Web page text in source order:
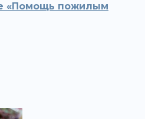
«Помощь пожилым